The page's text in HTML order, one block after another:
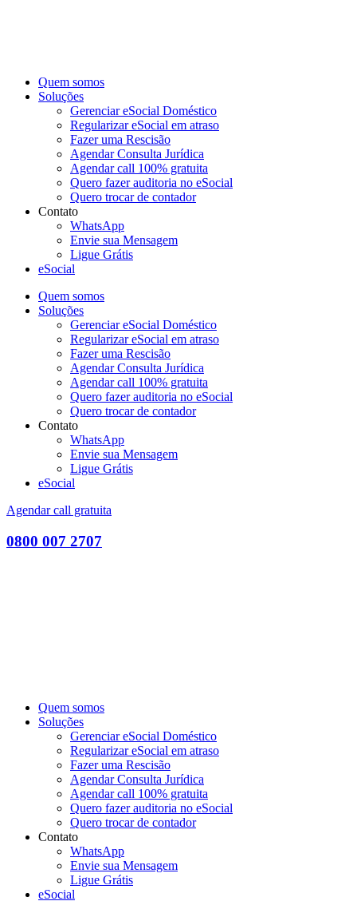
Quem somos
Soluções
Gerenciar eSocial Doméstico
Regularizar eSocial em atraso
Fazer uma Rescisão
Agendar Consulta Jurídica
Agendar call 100% gratuita
Quero fazer auditoria no eSocial
Quero trocar de contador
Contato
WhatsApp
Envie sua Mensagem
Ligue Grátis
eSocial
Quem somos
Soluções
Gerenciar eSocial Doméstico
Regularizar eSocial em atraso
Fazer uma Rescisão
Agendar Consulta Jurídica
Agendar call 100% gratuita
Quero fazer auditoria no eSocial
Quero trocar de contador
Contato
WhatsApp
Envie sua Mensagem
Ligue Grátis
eSocial
Agendar call gratuita
0800 007 2707
Quem somos
Soluções
Gerenciar eSocial Doméstico
Regularizar eSocial em atraso
Fazer uma Rescisão
Agendar Consulta Jurídica
Agendar call 100% gratuita
Quero fazer auditoria no eSocial
Quero trocar de contador
Contato
WhatsApp
Envie sua Mensagem
Ligue Grátis
eSocial